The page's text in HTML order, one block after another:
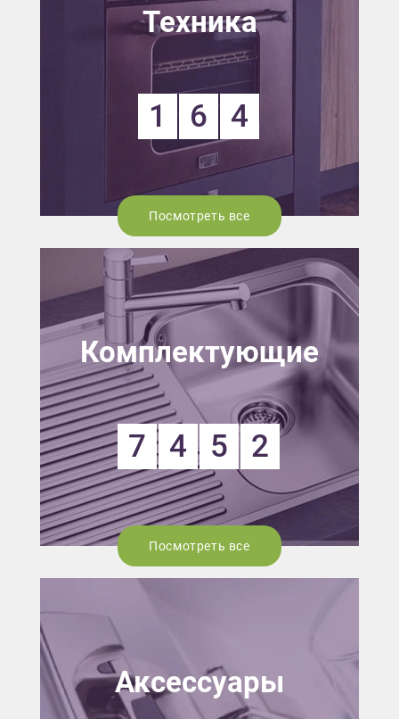
Техника
1 6 4
Посмотреть все
Комплектующие
7 4 5 2
Посмотреть все
Аксессуары